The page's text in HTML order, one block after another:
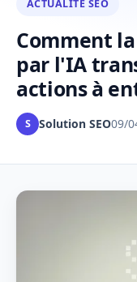
ACTUALITÉ SEO
Comment
par l'IA
actions à
S Solution SEO09/